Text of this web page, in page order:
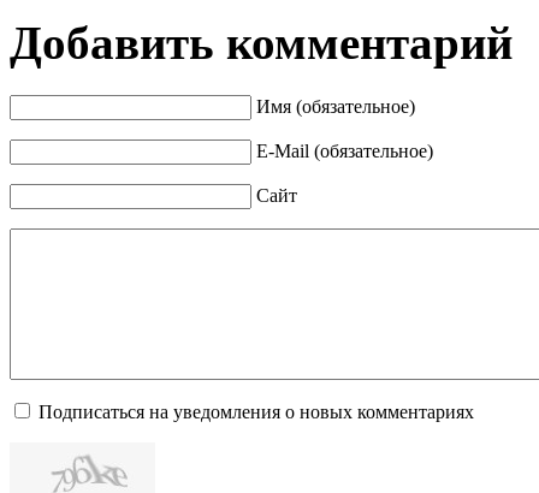
Добавить комментарий
Имя (обязательное)
E-Mail (обязательное)
Сайт
Подписаться на уведомления о новых комментариях